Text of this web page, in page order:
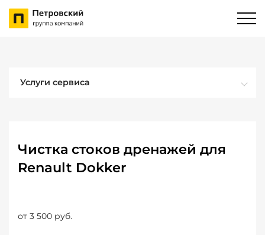
Услуги сервиса
Чистка стоков дренажей для
Renault Dokker
от 3 500 руб.